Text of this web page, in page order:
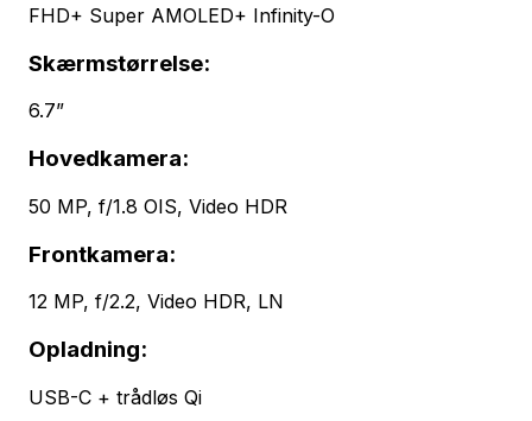
FHD+ Super AMOLED+ Infinity-O
Skærmstørrelse:
6.7”
Hovedkamera:
50 MP, f/1.8 OIS, Video HDR
Frontkamera:
12 MP, f/2.2, Video HDR, LN
Opladning:
USB-C + trådløs Qi